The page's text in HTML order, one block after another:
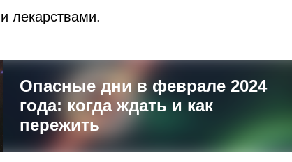
лекарствами.
Опасные дни в феврале 2024
года: когда ждать и как
пережить